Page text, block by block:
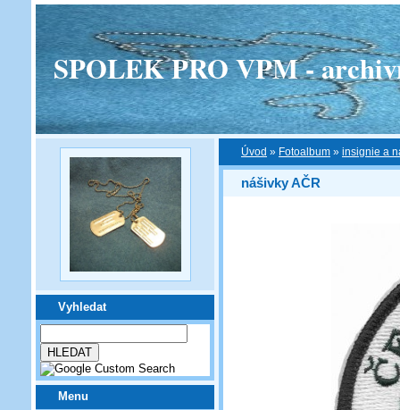
SPOLEK PRO VPM -
Vyhledat
Menu
Úvod » Fotoalbum » insignie a
nášivky AČR